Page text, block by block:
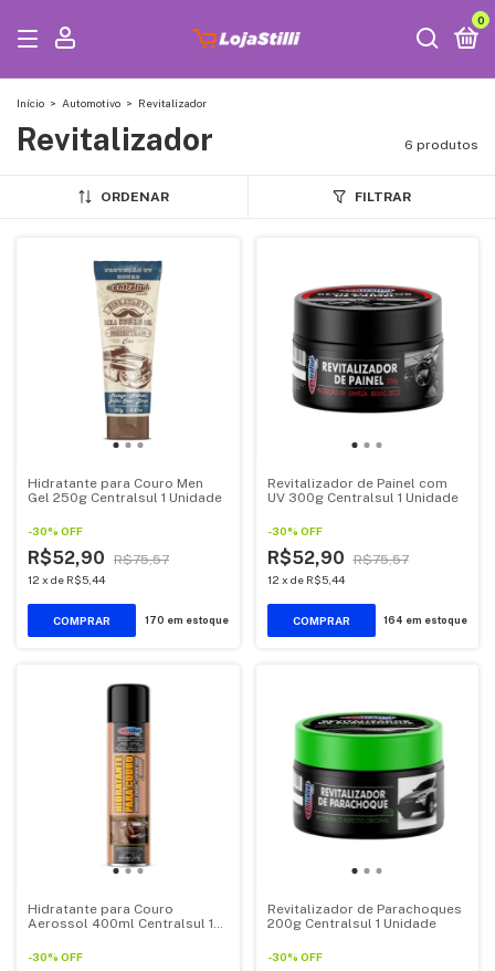
0
Início > Automotivo > Revitalizador
Revitalizador 6 produtos
ORDENAR FILTRAR
Hidratante para Couro Men
Gel 250g Centralsul 1 Unidade
-30% OFF
R$52,90 R$75,57
12 x de R$5,44
170 em estoque
Revitalizador de Painel com
UV 300g Centralsul 1 Unidade
-30% OFF
R$52,90 R$75,57
12 x de R$5,44
164 em estoque
Hidratante para Couro
Aerossol 400ml Centralsul 1
-30% OFF
Revitalizador de Parachoques
200g Centralsul 1 Unidade
-30% OFF